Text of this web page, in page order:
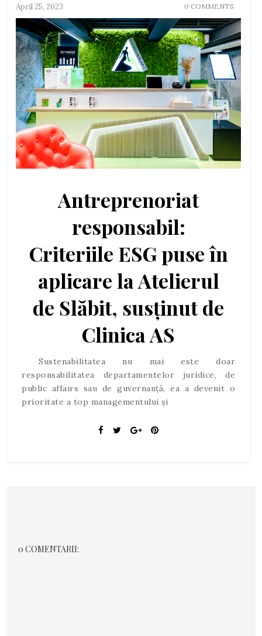
April 25, 2023 0 COMMENTS
Antreprenoriat
responsabil:
Criteriile ESG puse în
aplicare la Atelierul
de Slăbit, susținut de
Clinica AS
Sustenabilitatea nu mai este doar
responsabilitatea departamentelor juridice, de
public affairs sau de guvernanță, ea a devenit o
prioritate a top managementului și
0 COMENTARII: